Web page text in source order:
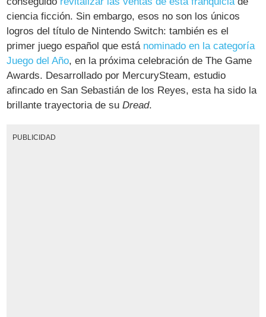
ciencia ficción. Sin embargo, esos no son los únicos
logros del título de Nintendo Switch: también es el
primer juego español que está nominado en la categoría
Juego del Año, en la próxima celebración de The Game
Awards. Desarrollado por MercurySteam, estudio
afincado en San Sebastián de los Reyes, esta ha sido la
brillante trayectoria de suDread.
PUBLICIDAD